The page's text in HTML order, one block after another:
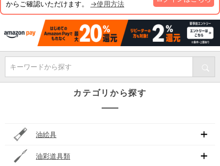
からご確認いただけます。 →使用方法
キーワードから探す
カテゴリから探す
油絵具
油彩道具類